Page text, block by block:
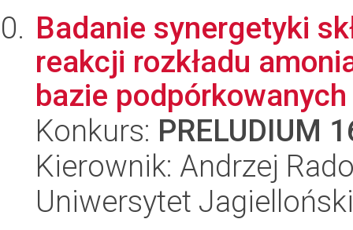
Badanie synergetyki
reakcji rozkładu
bazie
Konkurs: PRELUDIUM
Kierownik: Andrzej
Uniwersytet